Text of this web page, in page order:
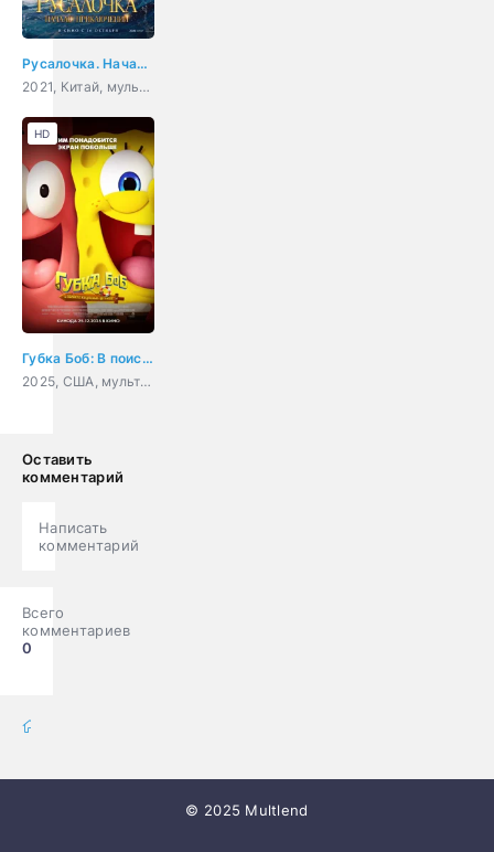
Русалочка. Начало приключений
2021, Китай, мультфильм, фэнтези, приключения, детский
Губка Боб: В поисках квадратных штанов
2025, США, мультфильм, фэнтези, комедия, приключения, семейный
HD
Оставить
комментарий
Написать
комментарий
Всего
комментариев
0
© 2025 Multlend